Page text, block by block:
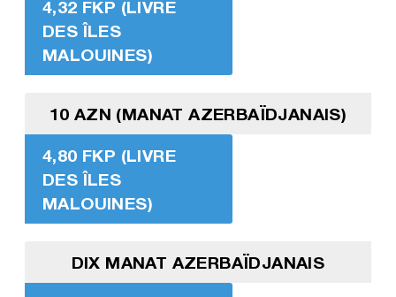
4,32 FKP (LIVRE
DES ÎLES
MALOUINES)
10 AZN (MANAT AZERBAÏDJANAIS)
4,80 FKP (LIVRE
DES ÎLES
MALOUINES)
DIX MANAT AZERBAÏDJANAIS